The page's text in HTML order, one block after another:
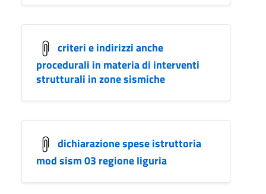
criteri e indirizzi anche
procedurali in materia di interventi
strutturali in zone sismiche
dichiarazione spese istruttoria
mod sism 03 regione liguria